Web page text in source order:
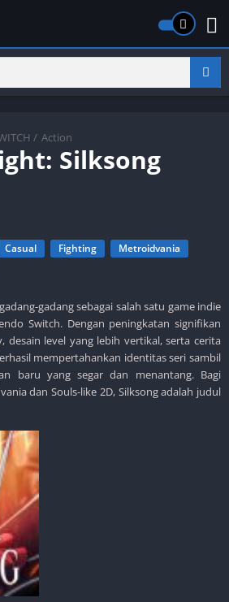
/ Action
Silksong
Casual Fighting
Metroidvania
gadang sebagai salah satu game indie
Switch. Dengan peningkatan signifikan
desain level yang lebih vertikal, serta cerita
mempertahankan identitas seri sambil
baru yang segar dan menantang. Bagi
dan Souls-like 2D, Silksong adalah judul